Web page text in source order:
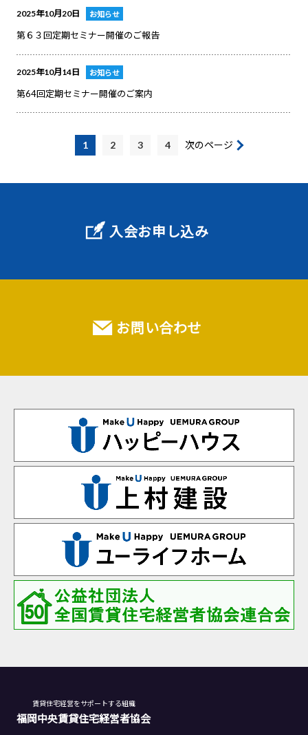
2025年10月20日 お知らせ
第６３回定期セミナー開催のご報告
2025年10月14日 お知らせ
第64回定期セミナー開催のご案内
1 2 3 4 次のページ
入会お申し込み
お問い合わせ
賃貸住宅経営をサポートする組織
福岡中央賃貸住宅経営者協会